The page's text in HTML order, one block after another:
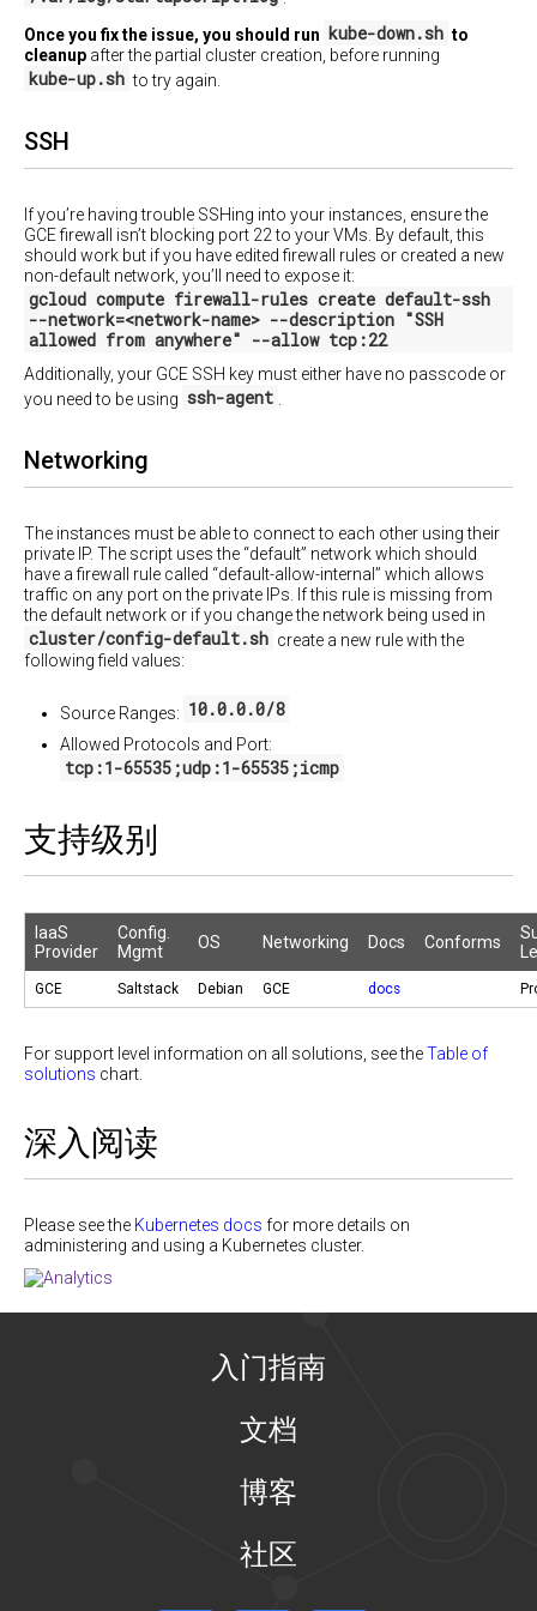
Once you fix the issue, you should run kube-down.sh to
cleanup after the partial cluster creation, before running
kube-up.sh to try again.
SSH
If you’re having trouble SSHing into your instances, ensure the
GCE firewall isn’t blocking port 22 to your VMs. By default, this
should work but if you have edited firewall rules or created a new
non-default network, you’ll need to expose it:
gcloud compute firewall-rules create default-ssh
--network=<network-name> --description "SSH
allowed from anywhere" --allow tcp:22
Additionally, your GCE SSH key must either have no passcode or
you need to be using ssh-agent
Networking
The instances must be able to connect to each other using their
private IP. The script uses the “default” network which should
have a firewall rule called “default-allow-internal” which allows
traffic on any port on the private IPs. If this rule is missing from
the default network or if you change the network being used in
cluster/config-default.sh create a new rule with the
following field values:
Source Ranges: 10.0.0.0/8
Allowed Protocols and Port:
tcp:1-65535;udp:1-65535;icmp
支持级别
IaaS
Provider
Config.
Mgmt
OS Networking Docs Conforms
GCE Saltstack Debian GCE docs
For support level information on all solutions, see theTable of
solutions chart.
深入阅读
Please see the Kubernetes docs for more details on
administering and using a Kubernetes cluster.
入门指南
文档
博客
社区